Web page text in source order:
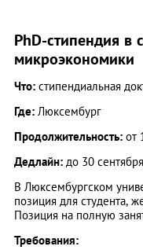
PhD-стипендия в
микроэкономики
Что: стипендиальная
Где: Люксембург
Продолжительность: от
Дедлайн: до 30
В Люксембургском
позиция для студента,
Позиция на полную
Требования: